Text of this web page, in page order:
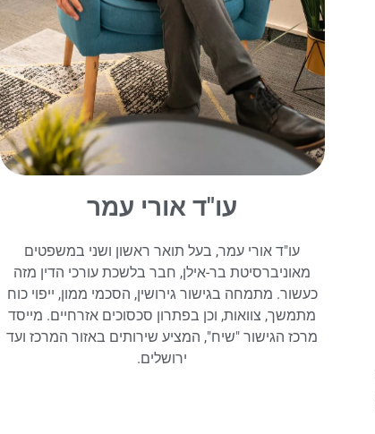
עו"ד אורי עמר
עו"ד אורי עמר, בעל תואר ראשון ושני במשפטים
מאוניברסיטת בר-אילן, חבר בלשכת עורכי הדין מזה
כעשור. מתמחה בגישור גירושין, הסכמי ממון, ייפוי כוח
מתמשך, צוואות, וכן בפתרון סכסוכים אזרחיים. מייסד
מרכז הגישור "שיח", המציע שירותים באזור המרכז ועד
ירושלים.